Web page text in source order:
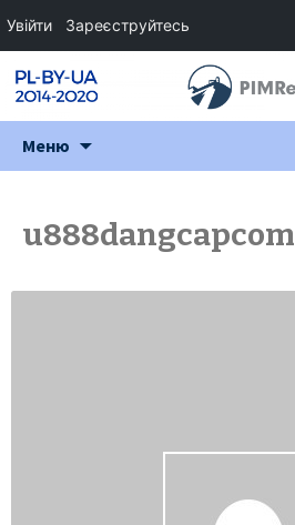
Меню
u888dangcapcom
Увійти Зареєструйтесь